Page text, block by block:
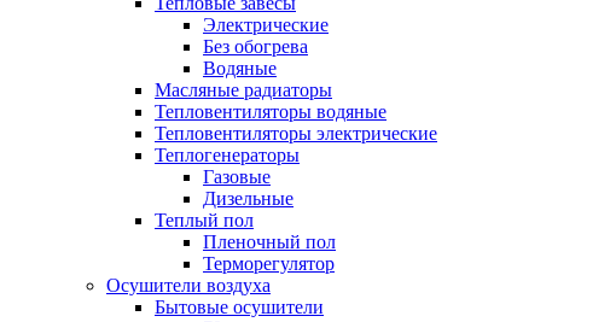
Электрические
Без обогрева
Водяные
Масляные радиаторы
Тепловентиляторы водяные
Тепловентиляторы электрические
Теплогенераторы
Газовые
Дизельные
Теплый пол
Пленочный пол
Терморегулятор
Осушители воздуха
Бытовые осушители